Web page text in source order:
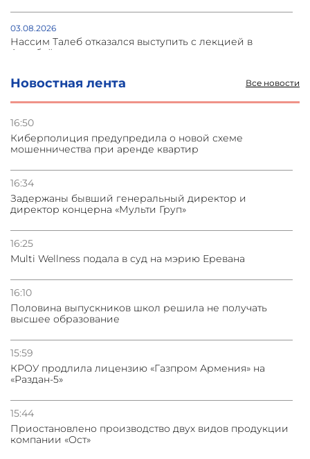
Новостная лента Все новости
16:50
Киберполиция предупредила о новой схеме
мошенничества при аренде квартир
16:34
Задержаны бывший генеральный директор и
директор концерна «Мульти Груп»
16:25
Multi Wellness подала в суд на мэрию Еревана
16:10
Половина выпускников школ решила не получать
высшее образование
15:59
КРОУ продлила лицензию «Газпром Армения» на
«Раздан-5»
15:44
Приостановлено производство двух видов продукции
компании «Ост»
03.08.2026
Нассим Талеб отказался выступить с лекцией в
Азербайджане
31.07.2026
Сотрудничество и очереди – детали визита главы
31.07.2026
31.07.2026
условии прекращения огня